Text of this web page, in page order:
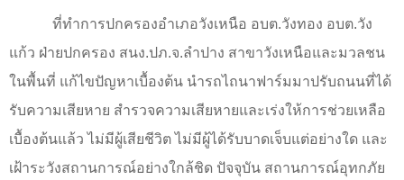
ที่ทำการปกครองอำเภอวังเหนือ อบต.วังทอง อบต.วัง
แก้ว ฝ่ายปกครอง สนง.ปภ.จ.ลำปาง สาขาวังเหนือและมวลชน
ในพื้นที่ แก้ไขปัญหาเบื้องต้น นำรถไถนาฟาร์มมาปรับถนนที่ได้
รับความเสียหาย สำรวจความเสียหายและเร่งให้การช่วยเหลือ
เบื้องต้นแล้ว ไม่มีผู้เสียชีวิต ไม่มีผู้ได้รับบาดเจ็บแต่อย่างใด และ
เฝ้าระวังสถานการณ์อย่างใกล้ชิด ปัจจุบัน สถานการณ์อุทกภัย